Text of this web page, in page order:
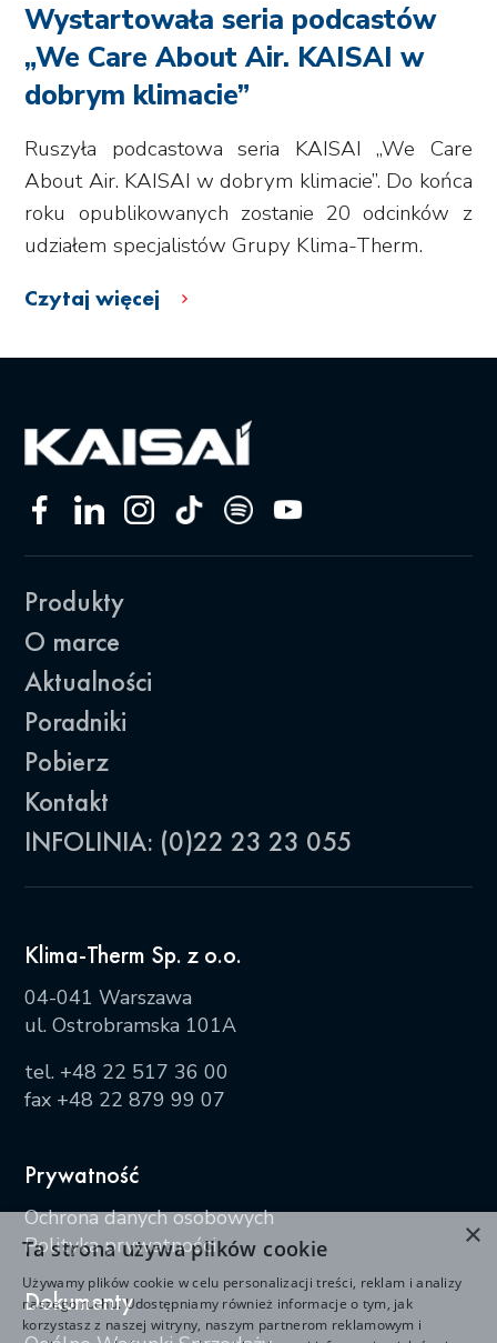
Wystartowała seria podcastów
„We Care About Air. KAISAI w
dobrym klimacie”
Ruszyła podcastowa seria KAISAI „We Care
About Air. KAISAI w dobrym klimacie”. Do końca
roku opublikowanych zostanie 20 odcinków z
udziałem specjalistów Grupy Klima-Therm.
Czytaj więcej
Produkty
O marce
Aktualności
Poradniki
Pobierz
Kontakt
INFOLINIA: (0)22 23 23 055
Klima-Therm Sp. z o.o.
04-041 Warszawa
ul. Ostrobramska 101A
tel. +48 22 517 36 00
fax +48 22 879 99 07
Prywatność
Ochrona danych osobowych
Polityka prywatności
Dokumenty
×
Ta strona używa plików cookie
Używamy plików cookie w celu personalizacji treści, reklam i analizy
naszego ruchu. Udostępniamy również informacje o tym, jak
korzystasz z naszej witryny, naszym partnerom reklamowym i